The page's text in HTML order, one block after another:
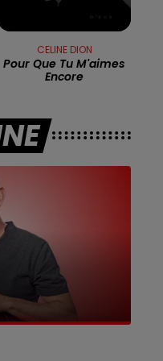
CHANTENT
CELINE DION
Pour Que Tu M'aimes
Encore
10h00
c'est l'heure